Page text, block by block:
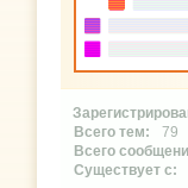
79